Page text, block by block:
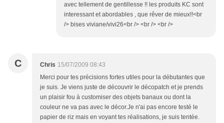
avec tellement de gentillesse !! les produits KC sont
interessant et abordables , que rêver de mieux!!<br
/> bises viviane/vivi26<br /> <br /> <br />
C Chris 15/07/2009 08:43
Merci pour tes précisions fortes utiles pour la débutantes que
je suis. Je viens juste de découvrir le décopatch et je prends
un plaisir fou à customiser des objets banaux ou dont la
couleur ne va pas avec le décor.Je n'ai pas encore testé le
papier de riz mais en voyant tes réalisations, je suis tentée.